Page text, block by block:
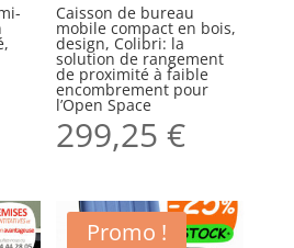
Caisson de bureau
mobile compact en bois,
design, Colibri: la
solution de rangement
de proximité à faible
encombrement pour
l’Open Space
299,25€
Promo !